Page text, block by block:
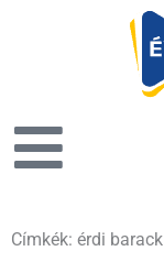
Címkék: érdi barack